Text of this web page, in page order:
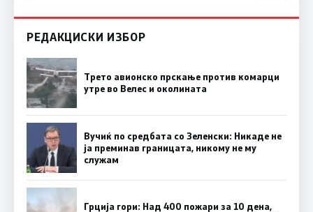
РЕДАКЦИСКИ ИЗБОР
Трето авионско прскање против комарци
утре во Велес и околината
Вучиќ по средбата со Зеленски: Никаде не
ја преминав границата, никому не му
служам
Грција гори: Над 400 пожари за 10 дена,